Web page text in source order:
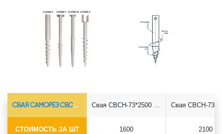
СВАЯ САМОРЕЗ СВСН-Ø73*5.5
СТОИМОСТЬ ЗА ШТ
Свая СВСН-73*2500 саморез
1600 2100